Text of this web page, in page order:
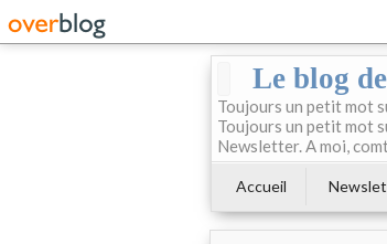
Le blog
Toujours un petit mot
Toujours un petit mot
Newsletter. A moi,
Accueil